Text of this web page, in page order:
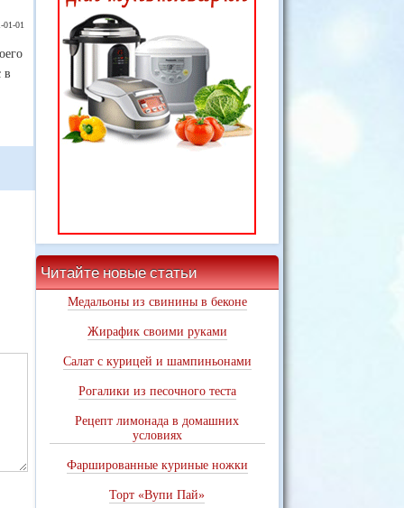
Читайте новые статьи
Медальоны из свинины в беконе
Жирафик своими руками
Салат с курицей и шампиньонами
Рогалики из песочного теста
Рецепт лимонада в домашних
условиях
Фаршированные куриные ножки
Торт «Вупи Пай»
01-01
в